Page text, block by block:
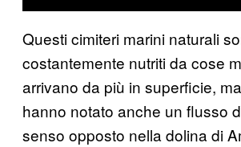
Questi cimiteri marini naturali
costantemente nutriti da cose
arrivano da più in superficie,
hanno notato anche un flusso
senso opposto nella dolina di